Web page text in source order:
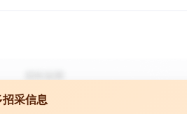
采信息